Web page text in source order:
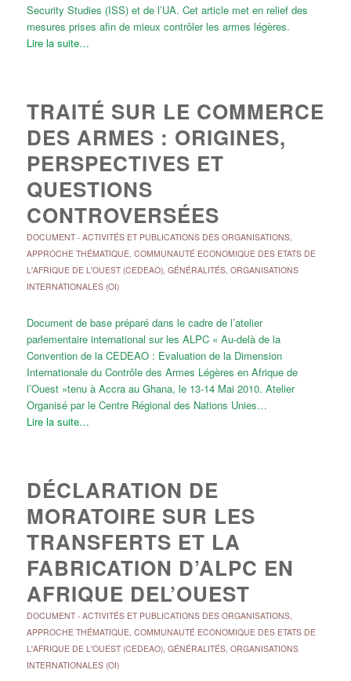
Security Studies (ISS) et de l’UA. Cet article met en relief des
mesures prises afin de mieux contrôler les armes légères.
Lire la suite…
TRAITÉ SUR LE COMMERCE
DES ARMES : ORIGINES,
PERSPECTIVES ET
QUESTIONS
CONTROVERSÉES
DOCUMENT- ACTIVITÉS ET PUBLICATIONS DES ORGANISATIONS,
APPROCHE THÉMATIQUE, COMMUNAUTÉ ECONOMIQUE DES ETATS DE
L'AFRIQUE DE L'OUEST (CEDEAO), GÉNÉRALITÉS, ORGANISATIONS
INTERNATIONALES (OI)
Document de base préparé dans le cadre de l’atelier
parlementaire international sur les ALPC « Au-delà de la
Convention de la CEDEAO : Evaluation de la Dimension
Internationale du Contrôle des Armes Légères en Afrique de
l’Ouest »tenu à Accra au Ghana, le 13-14 Mai 2010. Atelier
Organisé par le Centre Régional des Nations Unies…
Lire la suite…
DÉCLARATION DE
MORATOIRE SUR LES
TRANSFERTS ET LA
FABRICATION D’ALPC EN
AFRIQUE DEL’OUEST
DOCUMENT- ACTIVITÉS ET PUBLICATIONS DES ORGANISATIONS,
APPROCHE THÉMATIQUE, COMMUNAUTÉ ECONOMIQUE DES ETATS DE
L'AFRIQUE DE L'OUEST (CEDEAO), GÉNÉRALITÉS, ORGANISATIONS
INTERNATIONALES (OI)